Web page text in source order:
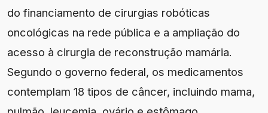
do financiamento de cirurgias robóticas
oncológicas na rede pública e a ampliação do
acesso à cirurgia de reconstrução mamária.
Segundo o governo federal, os medicamentos
contemplam 18 tipos de câncer, incluindo mama,